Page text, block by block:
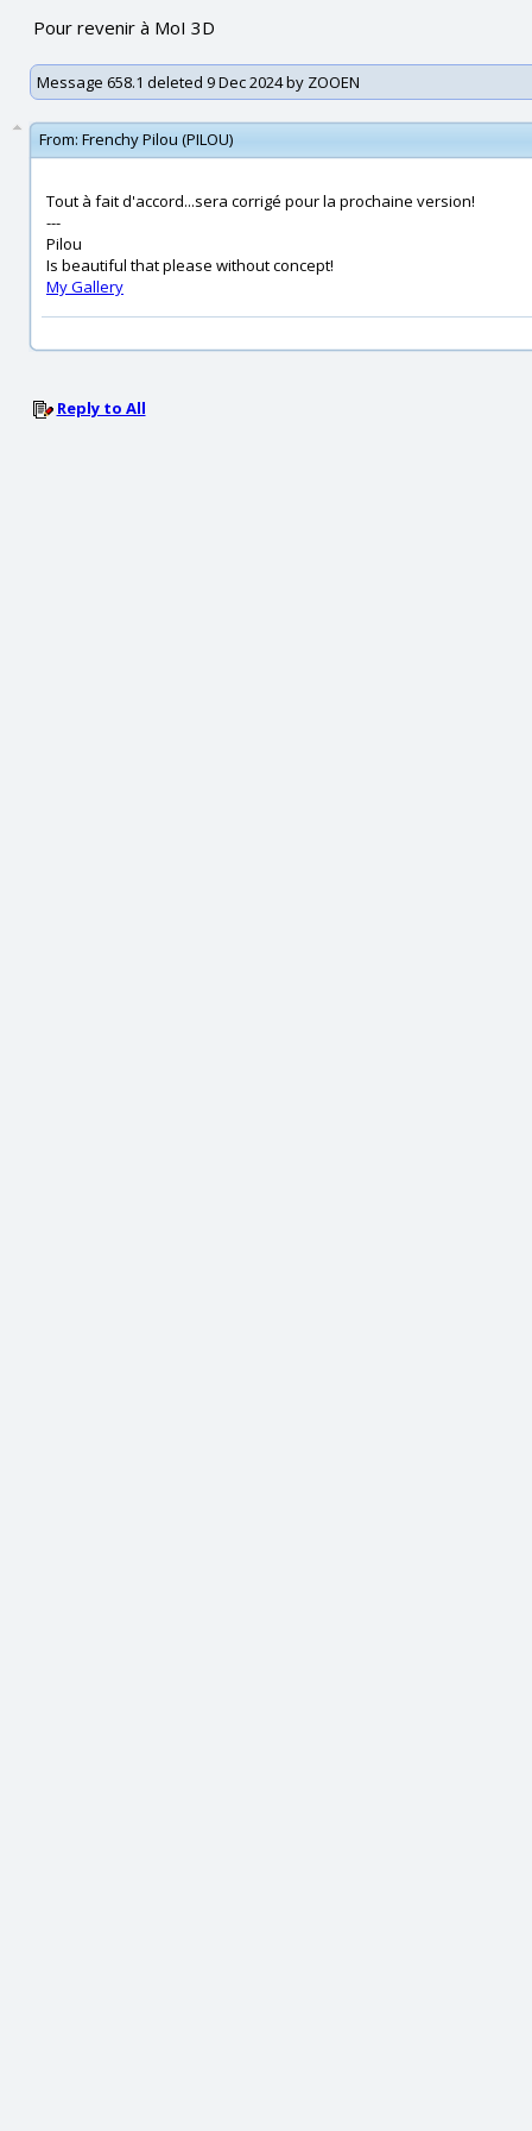
Pour revenir à MoI 3D
Message 658.1 deleted 9 Dec 2024 by ZOOEN
From: Frenchy Pilou (PILOU)
Tout à fait d'accord...sera corrigé pour la prochaine version!
---
Pilou
Is beautiful that please without concept!
My Gallery
Reply to All